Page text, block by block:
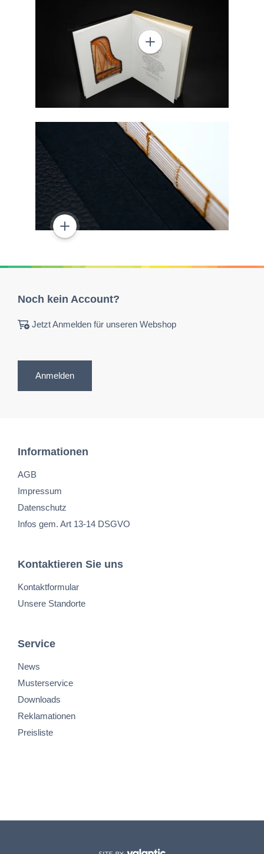
Noch kein Account?
Jetzt Anmelden für unseren Webshop
Anmelden
Informationen
AGB
Impressum
Datenschutz
Infos gem. Art 13-14 DSGVO
Kontaktieren Sie uns
Kontaktformular
Unsere Standorte
Service
News
Musterservice
Downloads
Reklamationen
Preisliste